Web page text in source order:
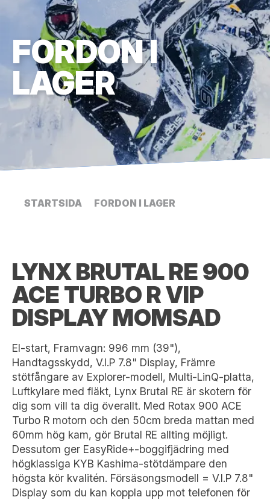
FORDON I
LAGER
STARTSIDA FORDON I LAGER
LYNX BRUTAL RE 900
ACE TURBO R VIP
DISPLAY MOMSAD
El-start, Framvagn: 996 mm (39"),
Handtagsskydd, V.I.P 7.8" Display, Främre
stötfångare av Explorer-modell, Multi-LinQ-platta,
Luftkylare med fläkt, Lynx Brutal RE är skotern för
dig som vill ta dig överallt. Med Rotax 900 ACE
Turbo R motorn och den 50cm breda mattan med
60mm hög kam, gör Brutal RE allting möjligt.
Dessutom ger EasyRide+-boggifjädring med
högklassiga KYB Kashima-stötdämpare den
högsta kör kvalitén. Försäsongsmodell = V.I.P 7.8"
Display som du kan koppla upp mot telefonen för